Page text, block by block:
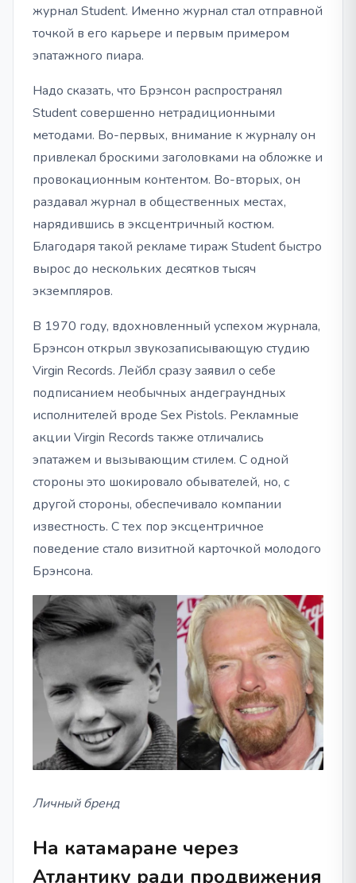
журнал Student. Именно журнал стал отправной
точкой в его карьере и первым примером
эпатажного пиара.
Надо сказать, что Брэнсон распространял
Student совершенно нетрадиционными
методами. Во-первых, внимание к журналу он
привлекал броскими заголовками на обложке и
провокационным контентом. Во-вторых, он
раздавал журнал в общественных местах,
нарядившись в эксцентричный костюм.
Благодаря такой рекламе тираж Student быстро
вырос до нескольких десятков тысяч
экземпляров.
В 1970 году, вдохновленный успехом журнала,
Брэнсон открыл звукозаписывающую студию
Virgin Records. Лейбл сразу заявил о себе
подписанием необычных андеграундных
исполнителей вроде Sex Pistols. Рекламные
акции Virgin Records также отличались
эпатажем и вызывающим стилем. С одной
стороны это шокировало обывателей, но, с
другой стороны, обеспечивало компании
известность. С тех пор эксцентричное
поведение стало визитной карточкой молодого
Брэнсона.
Личный бренд
На катамаране через
Атлантику ради продвижения